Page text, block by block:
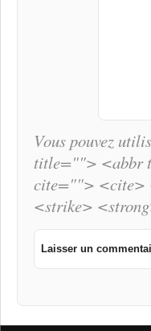
Vous pouvez
title=""> <abbr
cite=""> <cite>
<strike>